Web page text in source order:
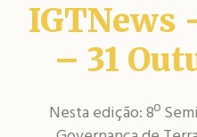
IGTNews
– 31
Nesta edição: 8º